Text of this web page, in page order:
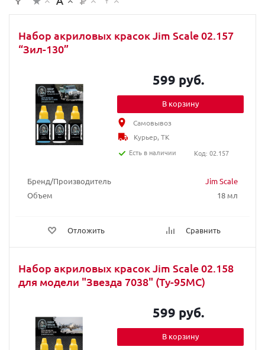
Набор акриловых красок Jim Scale 02.157
“Зил-130”
Бренд/Производитель
Jim Scale
Объем
18 мл
Отложить Сравнить
599 руб.
В корзину
Самовывоз
Курьер, ТК
Есть в наличии
Код: 02.157
Набор акриловых красок Jim Scale 02.158
для модели "Звезда 7038" (Ту-95МС)
599 руб.
В корзину